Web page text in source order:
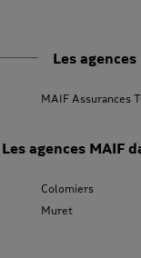
Les
MAIF Assurances
Les agences MAIF
Colomiers
Muret